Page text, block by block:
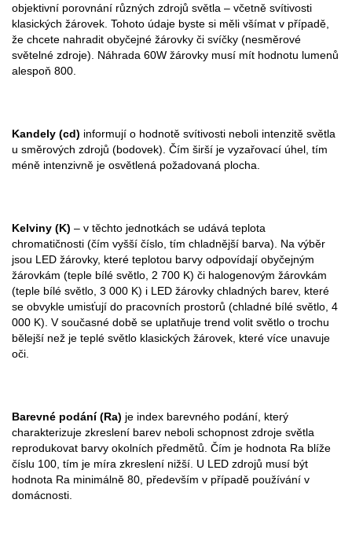
objektivní porovnání různých zdrojů světla – včetně svítivosti
klasických žárovek. Tohoto údaje byste si měli všímat v případě,
že chcete nahradit obyčejné žárovky či svíčky (nesměrové
světelné zdroje). Náhrada 60W žárovky musí mít hodnotu lumenů
alespoň 800.
Kandely (cd) informují o hodnotě svítivosti neboli intenzitě světla
u směrových zdrojů (bodovek). Čím širší je vyzařovací úhel, tím
méně intenzivně je osvětlená požadovaná plocha.
Kelviny (K) – v těchto jednotkách se udává teplota
chromatičnosti (čím vyšší číslo, tím chladnější barva). Na výběr
jsou LED žárovky, které teplotou barvy odpovídají obyčejným
žárovkám (teple bílé světlo, 2 700 K) či halogenovým žárovkám
(teple bílé světlo, 3 000 K) i LED žárovky chladných barev, které
se obvykle umisťují do pracovních prostorů (chladné bílé světlo, 4
000 K). V současné době se uplatňuje trend volit světlo o trochu
bělejší než je teplé světlo klasických žárovek, které více unavuje
oči.
Barevné podání (Ra) je index barevného podání, který
charakterizuje zkreslení barev neboli schopnost zdroje světla
reprodukovat barvy okolních předmětů. Čím je hodnota Ra blíže
číslu 100, tím je míra zkreslení nižší. U LED zdrojů musí být
hodnota Ra minimálně 80, především v případě používání v
domácnosti.